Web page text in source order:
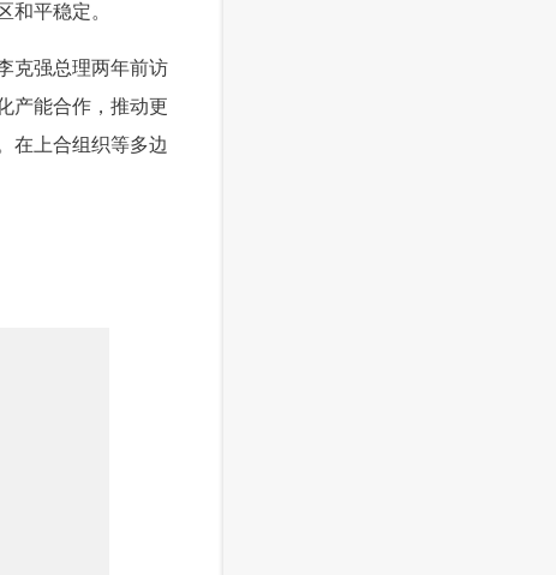
和平稳定。
克强总理两年前访
产能合作，推动更
在上合组织等多边